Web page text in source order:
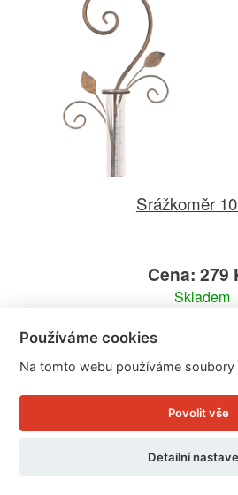
Srážkoměr
Cena: 279
Skladem
Detail
Používáme cookies
Na tomto webu používáme soubory
Povolit vše
Detailní